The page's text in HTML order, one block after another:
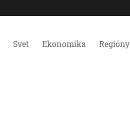
Svet Ekonomika Regióny